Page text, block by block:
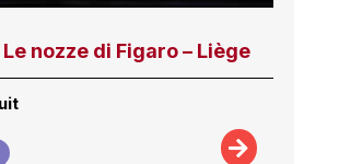
Le nozze di Figaro – Liège